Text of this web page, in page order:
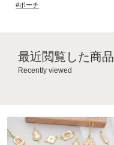
#ポーチ
最近閲覧した商品
Recently viewed